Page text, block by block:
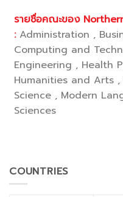
รายชื่อคณะของ
:Administration ,
Computing and
Engineering , Health
Humanities and Arts
Science , Modern
Sciences
COUNTRIES